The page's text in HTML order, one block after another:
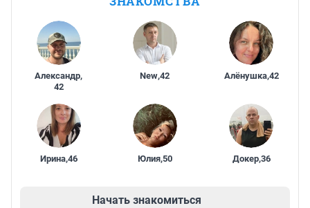
Александр,
42
New,42 Алёнушка,42
Ирина,46 Юлия,50 Докер,36
Начать знакомиться